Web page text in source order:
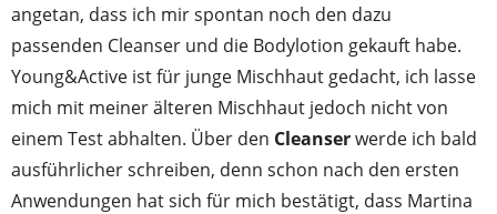
angetan, dass ich mir spontan noch den dazu
passenden Cleanser und die Bodylotion gekauft habe.
Young&Active ist für junge Mischhaut gedacht, ich lasse
mich mit meiner älteren Mischhaut jedoch nicht von
einem Test abhalten. Über den Cleanserwerde ich bald
ausführlicher schreiben, denn schon nach den ersten
Anwendungen hat sich für mich bestätigt, dass Martina